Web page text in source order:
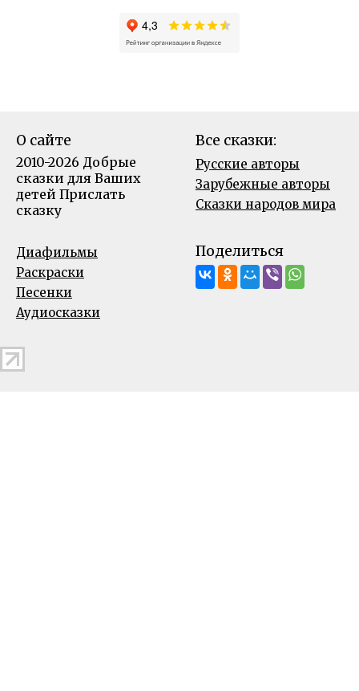
О сайте
2010-2026 Добрые
сказки для Ваших
детей Прислать
сказку
Все сказки:
Русские авторы
Зарубежные авторы
Сказки народов мира
Диафильмы
Раскраски
Песенки
Аудиосказки
Поделиться